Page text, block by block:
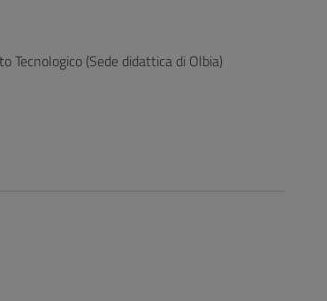
Tecnologico (Sede didattica di Olbia)